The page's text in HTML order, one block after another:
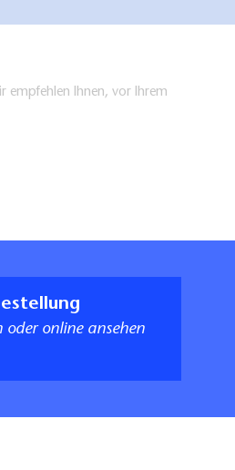
empfehlen Ihnen, vor Ihrem
oder online ansehen